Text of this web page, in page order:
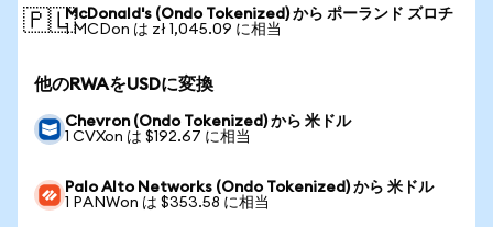
🇵🇱McDonald's (Ondo Tokenized) から ポーランド ズロチ
1 MCDon は zł 1,045.09 に相当
他のRWAをUSDに変換
Chevron (Ondo Tokenized) から 米ドル
1 CVXon は $192.67 に相当
Palo Alto Networks (Ondo Tokenized) から 米ドル
1 PANWon は $353.58 に相当